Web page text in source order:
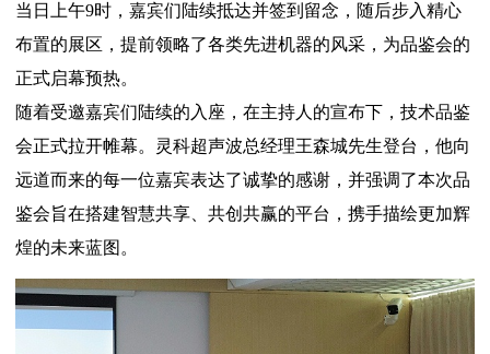
当日上午9时，嘉宾们陆续抵达并签到留念，随后步入精心
布置的展区，提前领略了各类先进机器的风采，为品鉴会的
正式启幕预热。
随着受邀嘉宾们陆续的入座，在主持人的宣布下，技术品鉴
会正式拉开帷幕。灵科超声波总经理王森城先生登台，他向
远道而来的每一位嘉宾表达了诚挚的感谢，并强调了本次品
鉴会旨在搭建智慧共享、共创共赢的平台，携手描绘更加辉
煌的未来蓝图。